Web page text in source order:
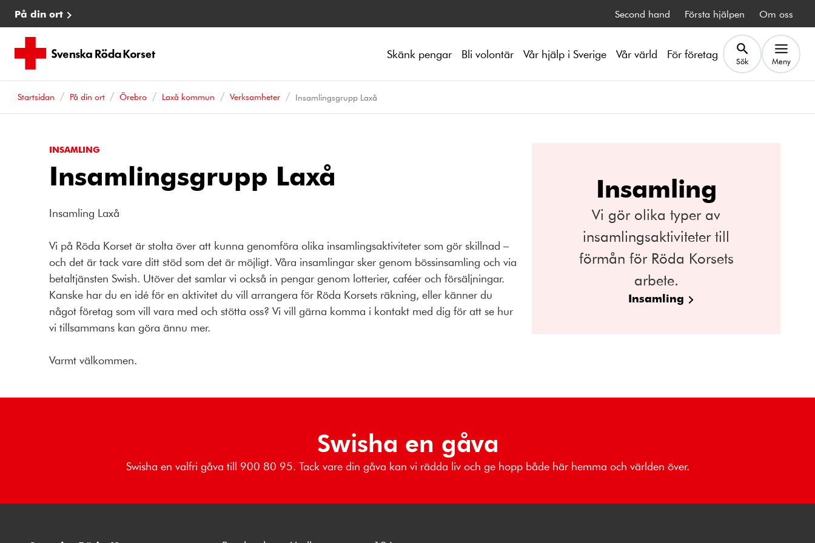
På din ort Second hand Första hjälpen Om oss
Skänk pengar Bli volontär Vår hjälp i Sverige Vår värld För företag Sök Meny
Startsidan På din ort Örebro Laxå kommun Verksamheter Insamlingsgrupp Laxå
INSAMLING
Insamlingsgrupp Laxå
Insamling Laxå
Vi på Röda Korset är stolta över att kunna genomföra olika insamlingsaktiviteter som gör skillnad –
och det är tack vare ditt stöd som det är möjligt. Våra insamlingar sker genom bössinsamling och via
betaltjänsten Swish. Utöver det samlar vi också in pengar genom lotterier, caféer och försäljningar.
Kanske har du en idé för en aktivitet du vill arrangera för Röda Korsets räkning, eller känner du
något företag som vill vara med och stötta oss? Vi vill gärna komma i kontakt med dig för att se hur
vi tillsammans kan göra ännu mer.
Varmt välkommen.
Insamling
Vi gör olika typer av
insamlingsaktiviteter till
förmån för Röda Korsets
arbete.
Insamling
Swisha en gåva
Swisha en valfri gåva till 900 80 95. Tack vare din gåva kan vi rädda liv och ge hopp både här hemma och världen över.